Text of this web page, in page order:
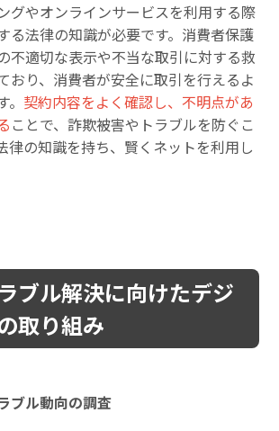
グやオンラインサービスを利用する際
る法律の知識が必要です。消費者保護
不適切な表示や不当な取引に対する救
おり、消費者が安全に取引を行えるよ
契約内容をよく確認し、不明点があ
ことで、詐欺被害やトラブルを防ぐこ
律の知識を持ち、賢くネットを利用し
ブル解決に向けたデジ
取り組み
ブル動向の調査